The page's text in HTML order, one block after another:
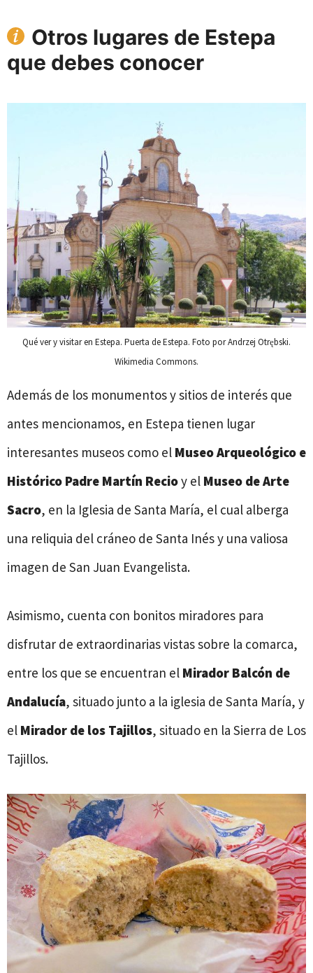
Otros lugares de Estepa
que debes conocer
Qué ver y visitar en Estepa. Puerta de Estepa. Foto por Andrzej Otrębski.
Wikimedia Commons.
Además de los monumentos y sitios de interés que
antes mencionamos, en Estepa tienen lugar
interesantes museos como el Museo Arqueológico e
Histórico Padre Martín Recioy el Museo de Arte
Sacro, en la Iglesia de Santa María, el cual alberga
una reliquia del cráneo de Santa Inés y una valiosa
imagen de San Juan Evangelista.
Asimismo, cuenta con bonitos miradores para
disfrutar de extraordinarias vistas sobre la comarca,
entre los que se encuentran el Mirador Balcón de
Andalucía, situado junto a la iglesia de Santa María, y
el Mirador de los Tajillos, situado en la Sierra de Los
Tajillos.